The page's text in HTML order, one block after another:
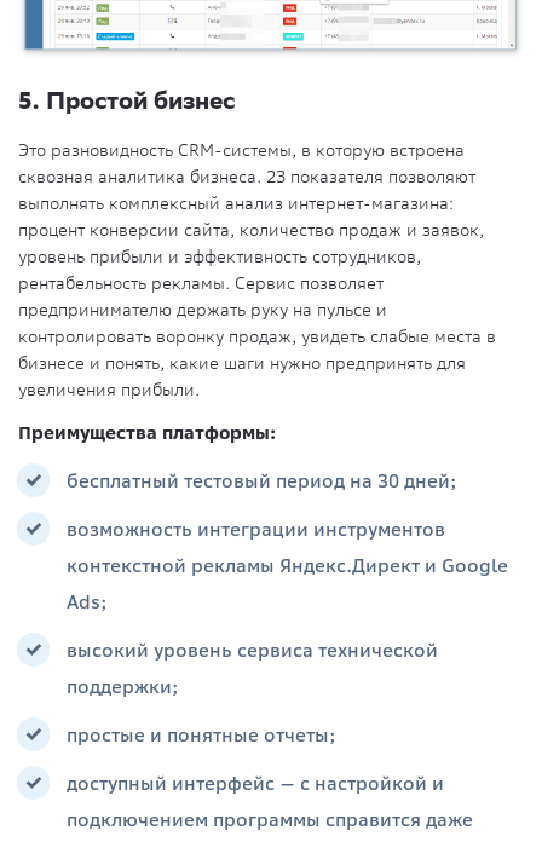
5. Простой бизнес
Это разновидность CRM-системы, в которую встроена
сквозная аналитика бизнеса. 23 показателя позволяют
выполнять комплексный анализ интернет-магазина:
процент конверсии сайта, количество продаж и заявок,
уровень прибыли и эффективность сотрудников,
рентабельность рекламы. Сервис позволяет
предпринимателю держать руку на пульсе и
контролировать воронку продаж, увидеть слабые места в
бизнесе и понять, какие шаги нужно предпринять для
увеличения прибыли.
Преимущества платформы:
бесплатный тестовый период на 30 дней;
возможность интеграции инструментов
контекстной рекламы Яндекс.Директ и Google
Ads;
высокий уровень сервиса технической
поддержки;
простые и понятные отчеты;
доступный интерфейс — с настройкой и
подключением программы справится даже